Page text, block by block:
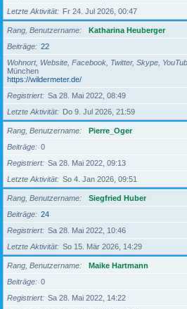
Letzte Aktivität
Fr 24. Jul 2026, 00:47
Rang, Benutzername
Katharina Heuberger
Beiträge
22
Wohnort, Website, Facebook, Twitter, Skype,
München
https://wildermeter.de/
Registriert
Sa 28. Mai 2022, 08:49
Letzte Aktivität
Do 9. Jul 2026, 21:59
Rang, Benutzername
Pierre_Oger
Beiträge
0
Registriert
Sa 28. Mai 2022, 09:13
Letzte Aktivität
So 4. Jan 2026, 09:51
Rang, Benutzername
Siegfried Huber
Beiträge
24
Registriert
Sa 28. Mai 2022, 10:46
Letzte Aktivität
So 15. Mär 2026, 14:29
Rang, Benutzername
Maike Hartmann
Beiträge
0
Registriert
Sa 28. Mai 2022, 14:22